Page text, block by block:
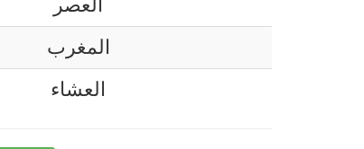
العصر
المغرب
العشاء